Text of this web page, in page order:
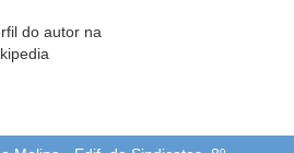
do autor na